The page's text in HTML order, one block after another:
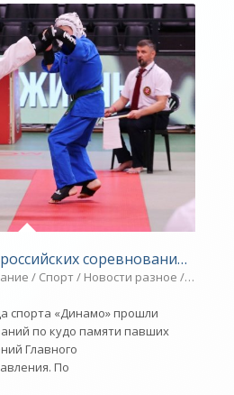
соревнований -
/ Спорт / Новости разное /
спорта «Динамо» прошли
по кудо памяти павших
Главного
По